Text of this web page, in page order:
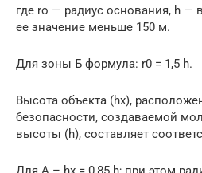
где ro — радиус основания, h —
ее значение меньше 150 м.
Для зоны Б формула: r0 = 1,5 h.
Высота объекта (hx),
безопасности, создаваемой
высоты (h), составляет